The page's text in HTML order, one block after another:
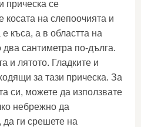
прическа се
косата на слепоочията и
къса, а в областта на
сантиметра по-дълга.
и лятото. Гладките и
за тази прическа. За
си, можете да използвате
небрежно да
да ги срешете на